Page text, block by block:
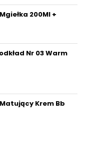
200Ml +
Nr 03 Warm
Krem Bb